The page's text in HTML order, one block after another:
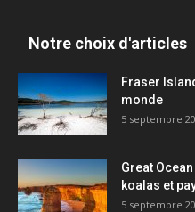
Notre choix d'articles
Fraser
monde
5 septembre
Great
koalas et
5 septembre